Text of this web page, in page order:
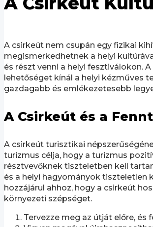
A csirkeút nem csupán egy fizikai
megismerkedhetnek a helyi
és részt venni a helyi fesztiválokon.
lehetőséget kínál a helyi kézműves
gazdagabb és emlékezetesebb
A Csirkeút és a
A csirkeút turisztikai
turizmus célja, hogy a turizmus
résztvevőknek tiszteletben kell
és a helyi hagyományok tiszteletlen
hozzájárul ahhoz, hogy a csirkeút
környezeti szépséget.
Tervezze meg az útját előre, és